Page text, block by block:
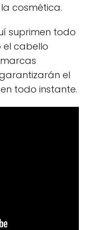
cosmética.
suprimen todo
el cabello
el
todo instante.